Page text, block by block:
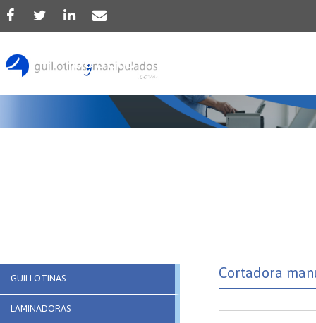
Producto
GUILLOTINAS
LAMINADORAS
Cortadora